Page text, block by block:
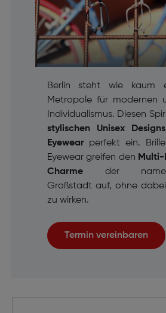
Berlin steht wie kaum
Metropole für modernen
Individualismus. Diesen
stylischen Unisex
Eyewearperfekt ein.
Eyewear greifen den
Charmeder
Großstadt auf, ohne
zu wirken.
Termin vereinbaren